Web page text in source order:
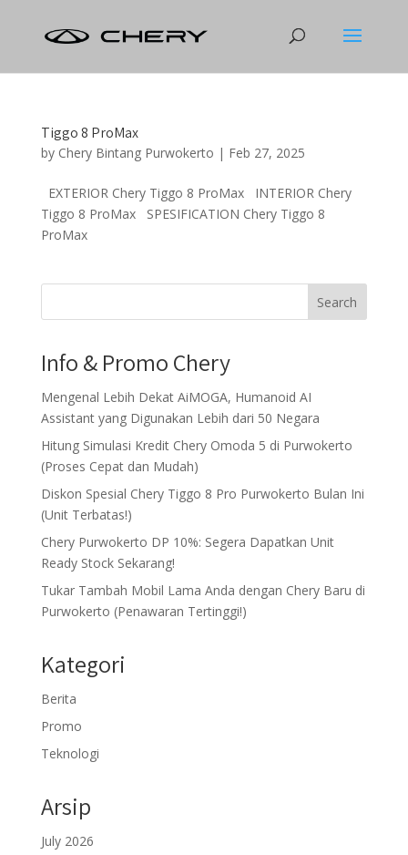
Tiggo 8 ProMax
by Chery Bintang Purwokerto | Feb 27, 2025
EXTERIOR Chery Tiggo 8 ProMax INTERIOR Chery
Tiggo 8 ProMax SPESIFICATION Chery Tiggo 8
ProMax
Search
Info & Promo Chery
Mengenal Lebih Dekat AiMOGA, Humanoid AI
Assistant yang Digunakan Lebih dari 50 Negara
Hitung Simulasi Kredit Chery Omoda 5 di Purwokerto
(Proses Cepat dan Mudah)
Diskon Spesial Chery Tiggo 8 Pro Purwokerto Bulan Ini
(Unit Terbatas!)
Chery Purwokerto DP 10%: Segera Dapatkan Unit
Ready Stock Sekarang!
Tukar Tambah Mobil Lama Anda dengan Chery Baru di
Purwokerto (Penawaran Tertinggi!)
Kategori
Berita
Promo
Teknologi
Arsip
July 2026